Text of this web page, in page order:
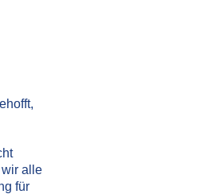
alle
für